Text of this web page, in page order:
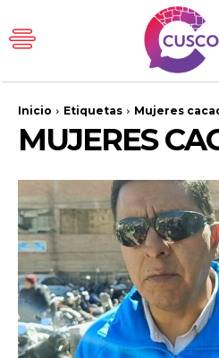
Inicio Etiquetas Mujeres
MUJERES